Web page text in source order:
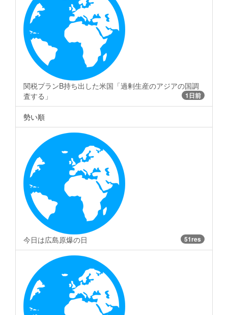
関税プランB持ち出した米国「過剰生産のアジアの国調
査する」
1日前
勢い順
今日は広島原爆の日 51res